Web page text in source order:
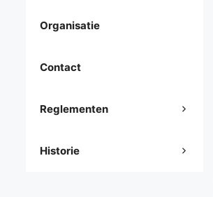
Organisatie
Contact
Reglementen
Historie